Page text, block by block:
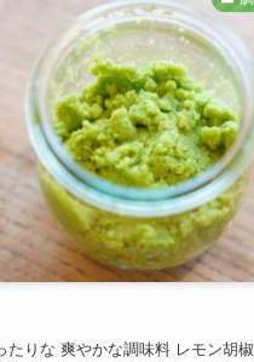
たりな 爽やかな調味料 レモン胡